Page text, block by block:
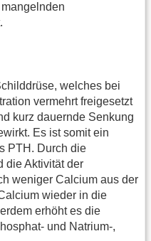
welches bei
vermehrt freigesetzt
kurz dauernde Senkung
Es ist somit ein
PTH. Durch die
die Aktivität der
weniger Calcium aus der
wieder in die
erhöht es die
und Natrium-,